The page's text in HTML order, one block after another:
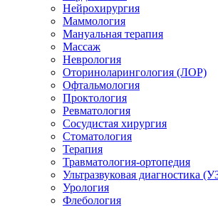
Нейрохирургия
Маммология
Мануальная терапия
Массаж
Неврология
Оториноларингология (ЛОР)
Офтальмология
Проктология
Ревматология
Сосудистая хирургия
Стоматология
Терапия
Травматология-ортопедия
Ультразвуковая диагностика
Урология
Флебология